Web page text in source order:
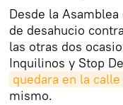
Desde la
de desahucio
las otras dos
Inquilinos y Stop
quedara en la calle
mismo.